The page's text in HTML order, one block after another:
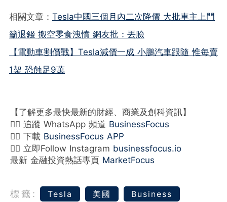
相關文章： Tesla中國三個月內二次降價 大批車主上門
籲退錢 搬空零食洩憤 網友批：丟臉
【電動車割價戰】Tesla減價一成 小鵬汽車跟隨 惟每賣
1架 恐蝕足9萬
【了解更多最快最新的財經、商業及創科資訊】
👉🏻 追蹤 WhatsApp 頻道 BusinessFocus
👉🏻 下載 BusinessFocus APP
👉🏻 立即Follow Instagram businessfocus.io
最新 金融投資熱話專頁 MarketFocus
標籤: Tesla 美國 Business